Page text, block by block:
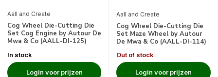
Aall and Create
Cog Wheel Die-Cutting Die
Set Cog Engine by Autour De
Mwa & Co (AALL-DI-125)
In stock
Login voor prijzen
Aall and Create
Cog Wheel Die-Cutting Die
Set Maze Wheel by Autour
De Mwa & Co (AALL-DI-114)
Out of stock
Login voor prijzen